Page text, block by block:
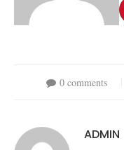
0 comments
ADMIN